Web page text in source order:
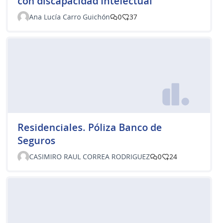
Ana Lucía Carro Guichón 0 37
Residenciales. Póliza Banco de
Seguros
CASIMIRO RAUL CORREA RODRIGUEZ 0 24